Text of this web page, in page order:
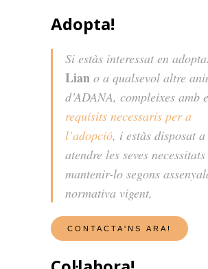
Adopta!
Si estàs interessat en
Lian o a qualsevol altre
d’ADANA, compleixes amb
requisits necessaris per a
l’adopció, i estàs disposat a
atendre les seves
mantenir-lo segons
normativa vigent,